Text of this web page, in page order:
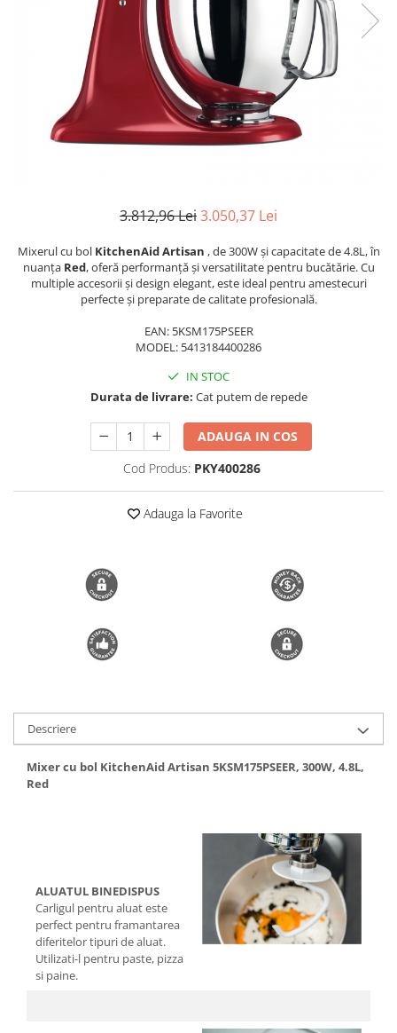
Masute pentru Pat
Perne Ortopedice
Paturi Medicale
Centuri Ajutatoare Locomotie
Perne de Reabilitare
Pulsoximetru
Bideuri
Aparate de Masaj
Hard Disk-uri
Mașini de găurit și înșurubat
Memorii RAM
Mixere, tocatoare & roboti de
Perii de Păr Electrice
Plite
Plăci de Bază
Storcătoare Citrice
Trimmere si Fierastrae
Uscătoare de Păr
3.812,96 Lei3.050,37 Lei
Mixerul cu bol KitchenAid Artisan , de 300W și capacitate de 4.8L, în
nuanța Red, oferă performanță și versatilitate pentru bucătărie. Cu
multiple accesorii și design elegant, este ideal pentru amestecuri
perfecte și preparate de calitate profesională.
EAN: 5KSM175PSEER
MODEL: 5413184400286
IN STOC
Durata de livrare: Cat putem de repede
ADAUGA IN COS
Cod Produs: PKY400286
Adauga la Favorite
Descriere
Mixer cu bol KitchenAid Artisan 5KSM175PSEER, 300W, 4.8L,
Red
ALUATUL BINEDISPUS
Carligul pentru aluat este
perfect pentru framantarea
diferitelor tipuri de aluat.
Utilizati-l pentru paste, pizza
si paine.